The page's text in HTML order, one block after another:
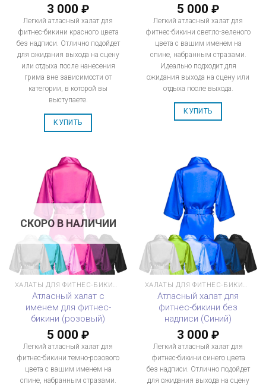
3 000 ₽
Легкий атласный халат для
фитнес-бикини красного цвета
без надписи. Отлично подойдет
для ожидания выхода на сцену
или отдыха после нанесения
грима вне зависимости от
категории, в которой вы
выступаете.
КУПИТЬ
5 000 ₽
Легкий атласный халат для
фитнес-бикини светло-зеленого
цвета с вашим именем на
спине, набранным стразами.
Идеально подходит для
ожидания выхода на сцену или
отдыха после выхода.
КУПИТЬ
СКОРО В НАЛИЧИИ
ХАЛАТЫ ДЛЯ ФИТНЕС-БИКИНИ
Атласный халат с
именем для фитнес-
бикини (розовый)
5 000 ₽
Легкий атласный халат для
фитнес-бикини темно-розового
цвета с вашим именем на
спине, набранным стразами.
ХАЛАТЫ ДЛЯ ФИТНЕС-БИКИНИ
Атласный халат для
фитнес-бикини без
надписи (Синий)
3 000 ₽
Легкий атласный халат для
фитнес-бикини синего цвета
без надписи. Отлично подойдет
для ожидания выхода на сцену